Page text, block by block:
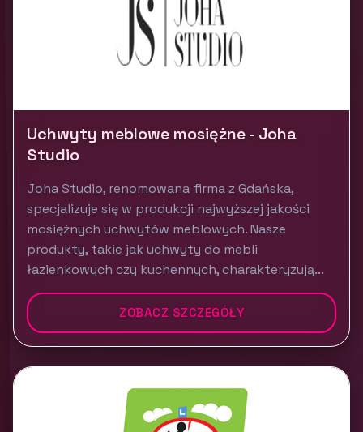
Uchwyty meblowe mosiężne - Joha
Studio
Joha Studio, renomowana firma z Gdańska,
specjalizuje się w produkcji najwyższej jakości
mosiężnych uchwytów meblowych. Nasze
produkty, takie jak uchwyty do mebli
łazienkowych czy kuchennych, charakteryzują...
ZOBACZ SZCZEGÓŁY